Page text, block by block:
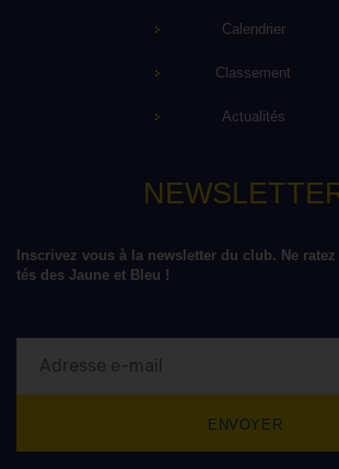
Calendrier
Classement
Actualités
Inscrivez vous à la newsletter du club. Ne
tés des Jaune et Bleu !